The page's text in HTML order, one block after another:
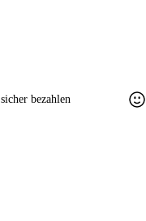
sicher bezahlen